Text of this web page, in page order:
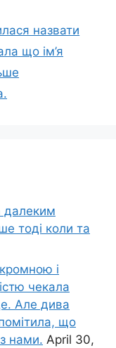
назвати
що ім’я
далеким
тоді коли та
і
чекала
Але дива
що
нами. April 30,